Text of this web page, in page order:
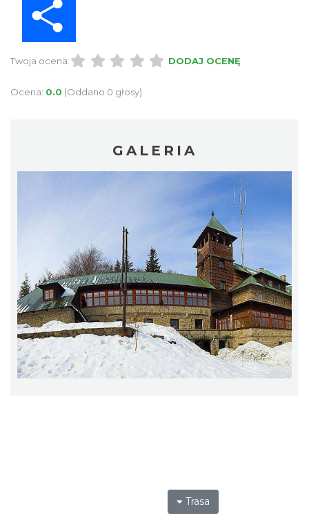
Twoja ocena: DODAJ OCENĘ
Ocena: 0.0 (Oddano 0 głosy)
GALERIA
Trasa